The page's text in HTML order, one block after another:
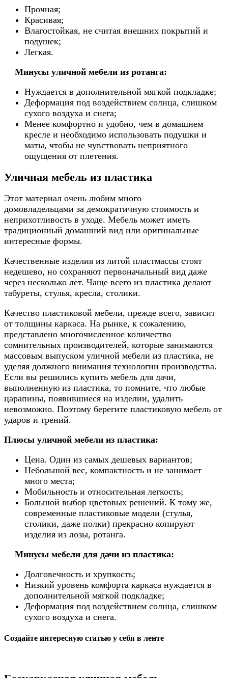
Прочная;
Красивая;
Влагостойкая, не считая внешних покрытий и
подушек;
Легкая.
Минусы уличной мебели из ротанга:
Нуждается в дополнительной мягкой подкладке;
Деформация под воздействием солнца, слишком
сухого воздуха и снега;
Менее комфортно и удобно, чем в домашнем
кресле и необходимо использовать подушки и
маты, чтобы не чувствовать неприятного
ощущения от плетения.
Уличная мебель из пластика
Этот материал очень любим много
домовладельцами за демократичную стоимость и
неприхотливость в уходе. Мебель может иметь
традиционный домашний вид или оригинальные
интересные формы.
Качественные изделия из литой пластмассы стоят
недешево, но сохраняют первоначальный вид даже
через несколько лет. Чаще всего из пластика делают
табуреты, стулья, кресла, столики.
Качество пластиковой мебели, прежде всего, зависит
от толщины каркаса. На рынке, к сожалению,
представлено многочисленное количество
сомнительных производителей, которые занимаются
массовым выпуском уличной мебели из пластика, не
уделяя должного внимания технологии производства.
Если вы решились купить мебель для дачи,
выполненную из пластика, то помните, что любые
царапины, появившиеся на изделии, удалить
невозможно. Поэтому берегите пластиковую мебель от
ударов и трений.
Плюсы уличной мебели из пластика:
Цена. Один из самых дешевых вариантов;
Небольшой вес, компактность и не занимает
много места;
Мобильность и относительная легкость;
Большой выбор цветовых решений. К тому же,
современные пластиковые модели (стулья,
столики, даже полки) прекрасно копируют
изделия из лозы, ротанга.
Минусы мебели для дачи из пластика:
Долговечность и хрупкость;
Низкий уровень комфорта каркаса нуждается в
дополнительной мягкой подкладке;
Деформация под воздействием солнца, слишком
сухого воздуха и снега.
Создайте интересную статью у себя в ленте